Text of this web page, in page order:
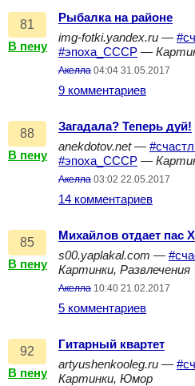
81
В пену
Рыбалка на районе
img-fotki.yandex.ru —
#эпоха_СССР —
Акелла 04:04 31.05.2017
9 комментариев
88
В пену
Загадала? Теперь дуй!
anekdotov.net—
#эпоха_СССР —
Акелла 03:02 22.05.2017
14 комментариев
85
В пену
Михайлов отдает пас
s00.yaplakal.com —
Картинки, Развлечения
Акелла 10:40 21.02.2017
5 комментариев
92
В пену
Гитарный квартет
artyushenkooleg.ru —
Картинки, Юмор